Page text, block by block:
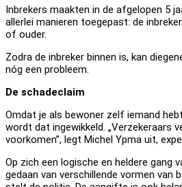
Inbrekers maakten in de afgelopen 5
allerlei manieren toegepast: de
of ouder.
Zodra de inbreker binnen is, kan
nóg een probleem.
De schadeclaim
Omdat je als bewoner zelf iemand
wordt dat ingewikkeld. „Verzekeraars
voorkomen”, legt Michel Ypma uit,
Op zich een logische en heldere gang
gedaan van verschillende vormen